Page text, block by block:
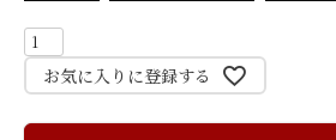
お気に入りに登録する